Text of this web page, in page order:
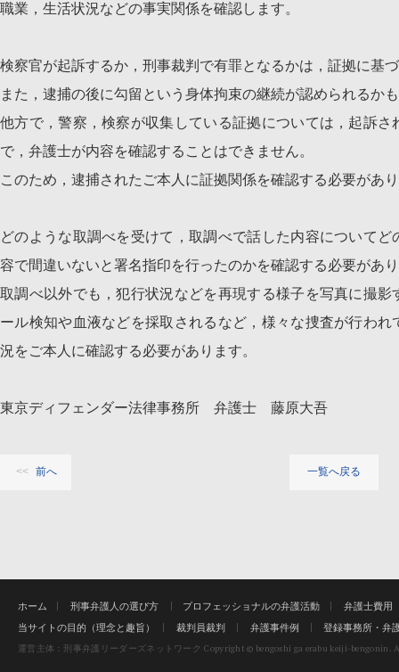
職業，生活状況などの事実関係を確認します。
検察官が起訴するか，刑事裁判で有罪となるかは，証拠に基
また，逮捕の後に勾留という身体拘束の継続が認められるか
他方で，警察，検察が収集している証拠については，起訴
で，弁護士が内容を確認することはできません。
このため，逮捕されたご本人に証拠関係を確認する必要があ
どのような取調べを受けて，取調べで話した内容について
容で間違いないと署名指印を行ったのかを確認する必要があ
取調べ以外でも，犯行状況などを再現する様子を写真に撮
ール検知や血液などを採取されるなど，様々な捜査が行わ
況をご本人に確認する必要があります。
東京ディフェンダー法律事務所 弁護士 藤原大吾
前へ 一覧へ戻る
ホーム 刑事弁護人の選び方 プロフェッショナルの弁護活動
弁護士費用
当サイトの目的（理念と趣旨）
裁判員裁判 弁護事件例 登録事務所・弁
運営主体：刑事弁護リーダーズネットワークCopyright © bengoshi ga erabu keiji-bengonin.